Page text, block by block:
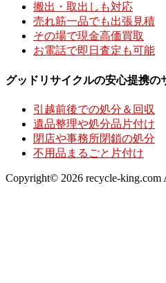
搬出・取出しも対応
売れ筋一品でも出張見積
その場で現金高価買取
お電話で即日査定も可能
グッドリサイクルの安心提携の
引越前後での処分＆回収
遺品整理や処分品片付け
閉店や事務所閉鎖の処分
不用品まるごと片付け
Copyright© 2026 recycle-king.com